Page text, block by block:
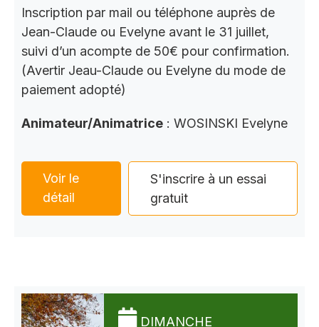
Inscription par mail ou téléphone auprès de
Jean-Claude ou Evelyne avant le 31 juillet,
suivi d’un acompte de 50€ pour confirmation.
(Avertir Jeau-Claude ou Evelyne du mode de
paiement adopté)
Animateur/Animatrice : WOSINSKI Evelyne
Voir le
détail
S'inscrire à un essai
gratuit
DIMANCHE